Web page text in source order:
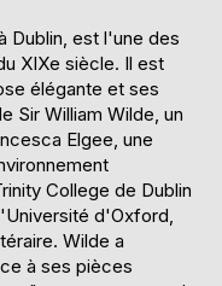
Dublin, est l'une des
XIXe siècle. Il est
élégante et ses
Sir William Wilde, un
Elgee, une
College de Dublin
d'Oxford,
Wilde a
à ses pièces